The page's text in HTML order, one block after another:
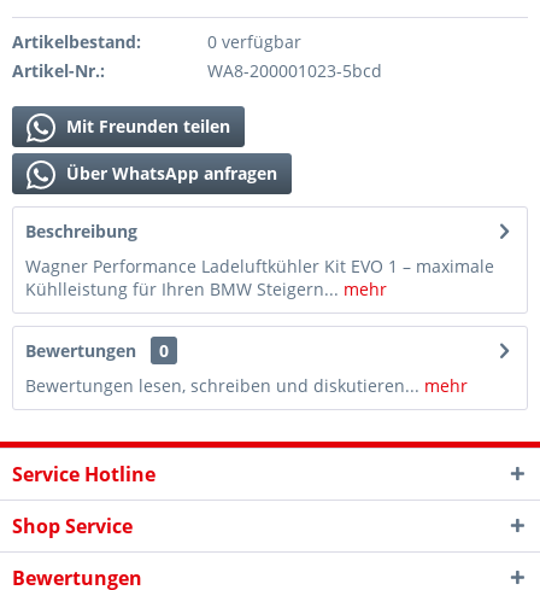
Artikelbestand:
0 verfügbar
Artikel-Nr.:
WA8-200001023-5bcd
Mit Freunden teilen
Über WhatsApp anfragen
Beschreibung
Wagner Performance Ladeluftkühler Kit EVO 1 – maximale
Kühlleistung für Ihren BMW Steigern... mehr
Bewertungen
0
Bewertungen lesen, schreiben und diskutieren... mehr
Service Hotline
Shop Service
Bewertungen